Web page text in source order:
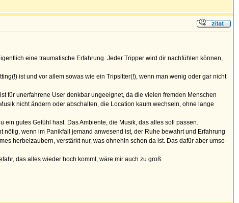
eine traumatische Erfahrung. Jeder Tripper wird dir nachfühlen können,
ist und vor allem sowas wie ein Tripsitter(!), wenn man wenig oder gar nicht
für unerfahrene User denkbar ungeeignet, da die vielen fremden Menschen
nicht ändern oder abschalten, die Location kaum wechseln, ohne lange
gutes Gefühl hast. Das Ambiente, die Musik, das alles soll passen.
wenn im Panikfall jemand anwesend ist, der Ruhe bewahrt und Erfahrung
herbeizaubern, verstärkt nur, was ohnehin schon da ist. Das dafür aber umso
das alles wieder hoch kommt, wäre mir auch zu groß.